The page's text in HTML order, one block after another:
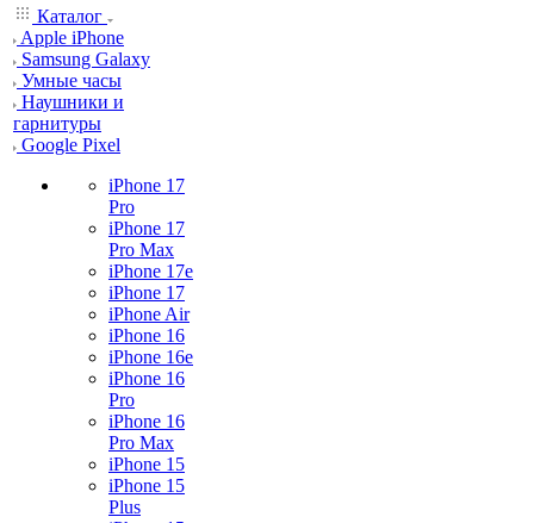
Каталог
Apple iPhone
Samsung Galaxy
Умные часы
Наушники и
гарнитуры
Google Pixel
iPhone 17
Pro
iPhone 17
Pro Max
iPhone 17e
iPhone 17
iPhone Air
iPhone 16
iPhone 16e
iPhone 16
Pro
iPhone 16
Pro Max
iPhone 15
iPhone 15
Plus